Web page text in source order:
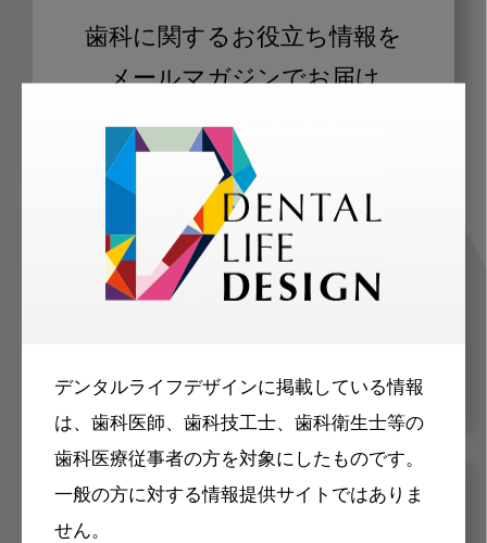
デンタルライフデザインに掲載している情報
は、歯科医師、歯科技工士、歯科衛生士等の
歯科医療従事者の方を対象にしたものです。
一般の方に対する情報提供サイトではありま
せん。
歯科に関するお役立ち情報を
メールマガジンでお届け
ご登録いただいた職種（歯科医師、歯
科衛生士、歯科技工士）に合わせた内
容のメールマガジンをお届けします。
メリット